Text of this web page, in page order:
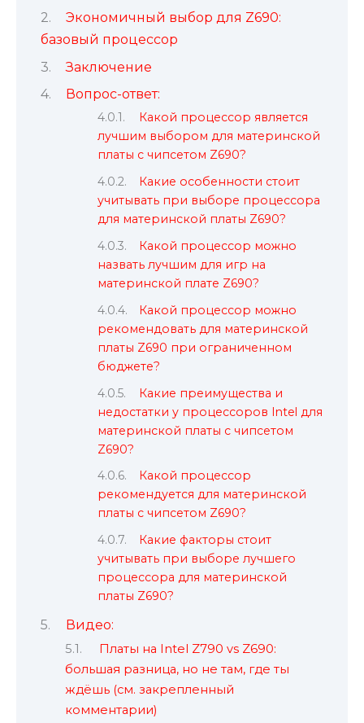
Экономичный выбор для Z690:
базовый процессор
Заключение
Вопрос-ответ:
Какой процессор является
лучшим выбором для материнской
платы с чипсетом Z690?
Какие особенности стоит
учитывать при выборе процессора
для материнской платы Z690?
Какой процессор можно
назвать лучшим для игр на
материнской плате Z690?
Какой процессор можно
рекомендовать для материнской
платы Z690 при ограниченном
бюджете?
Какие преимущества и
недостатки у процессоров Intel для
материнской платы с чипсетом
Z690?
Какой процессор
рекомендуется для материнской
платы с чипсетом Z690?
Какие факторы стоит
учитывать при выборе лучшего
процессора для материнской
платы Z690?
Видео:
Платы на Intel Z790 vs Z690:
большая разница, но не там, где ты
ждёшь (см. закрепленный
комментарии)